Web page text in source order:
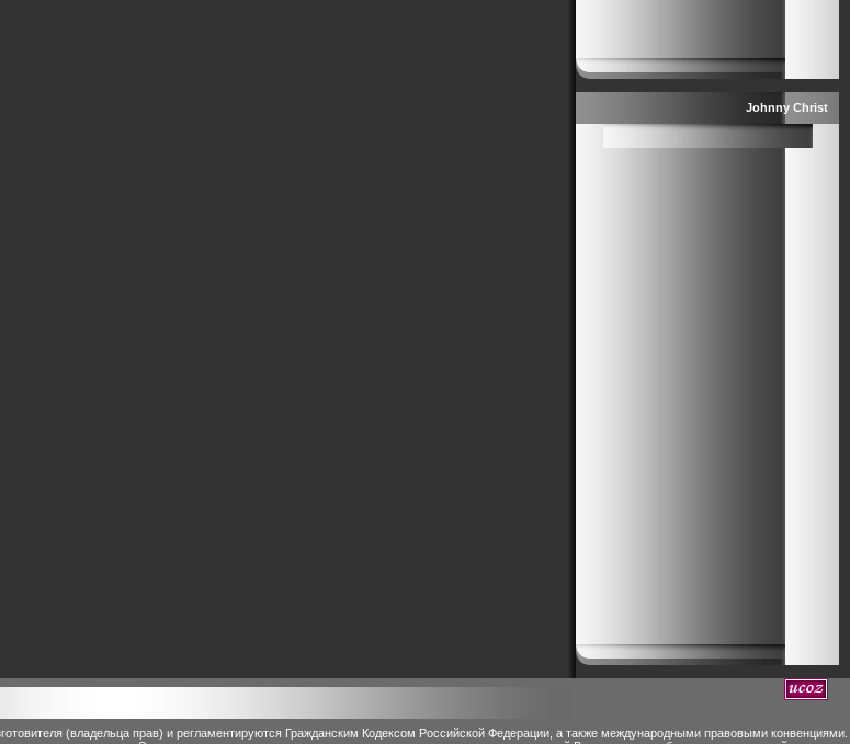
Johnny Christ
(владельца прав) и регламентируются Гражданским Кодексом Российской Федерации, а также международными правовыми конвенциями.